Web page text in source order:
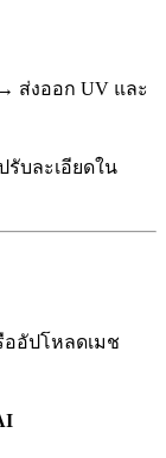
ส่งออก UV และ
บละเอียดใน
ออัปโหลดเมช